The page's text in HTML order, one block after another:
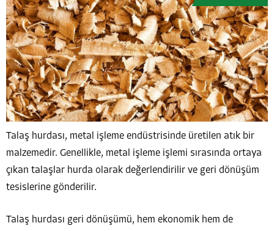
Talaş hurdası, metal işleme endüstrisinde üretilen atık bir
malzemedir. Genellikle, metal işleme işlemi sırasında ortaya
çıkan talaşlar hurda olarak değerlendirilir ve geri dönüşüm
tesislerine gönderilir.
Talaş hurdası geri dönüşümü, hem ekonomik hem de